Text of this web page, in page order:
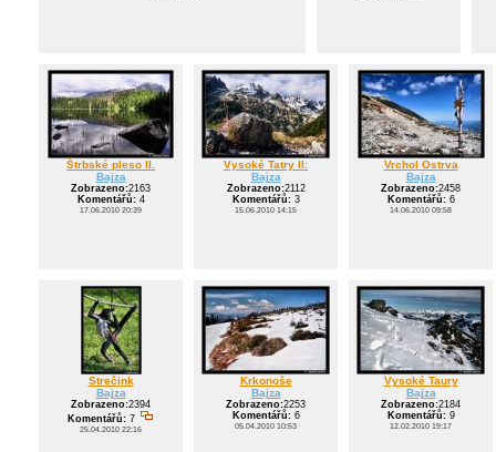
Štrbské pleso II.
Bajza
Zobrazeno:2163
Komentářů:4
17.06.2010 20:39
Vysoké Tatry II:
Bajza
Zobrazeno:2112
Komentářů:3
15.06.2010 14:15
Vrchol Ostrva
Bajza
Zobrazeno:2458
Komentářů:6
14.06.2010 09:58
Strečink
Bajza
Zobrazeno:2394
Komentářů: 7
25.04.2010 22:16
Krkonoše
Bajza
Zobrazeno:2253
Komentářů:6
05.04.2010 10:53
Vysoké Taury
Bajza
Zobrazeno:2184
Komentářů:9
12.02.2010 19:17